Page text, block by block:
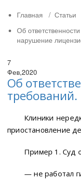
Главная / Статьи
Об
нарушение
7
Фев,2020
Об
требований.
Клиники
приостановление
Пример 1. Суд
— не работал